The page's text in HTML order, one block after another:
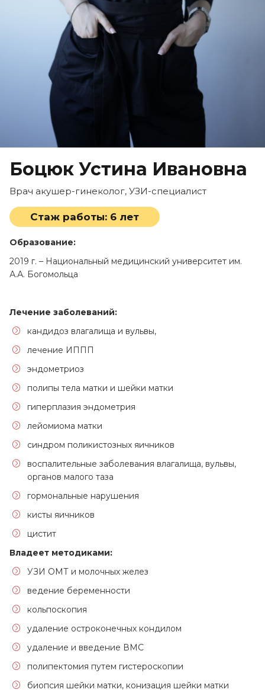
Боцюк Устина Ивановна
Врач акушер-гинеколог, УЗИ-специалист
Стаж работы: 6 лет
Образование:
2019 г. – Национальный медицинский университет им.
А.А. Богомольца
Лечение заболеваний:
кандидоз влагалища и вульвы,
лечение ИППП
эндометриоз
полипы тела матки и шейки матки
гиперплазия эндометрия
лейомиома матки
синдром поликистозных яичников
воспалительные заболевания влагалища, вульвы,
органов малого таза
гормональные нарушения
кисты яичников
цистит
Владеет методиками:
УЗИ ОМТ и молочных желез
ведение беременности
кольпоскопия
удаление остроконечных кондилом
удаление и введение ВМС
полипектомия путем гистероскопии
биопсия шейки матки, конизация шейки матки